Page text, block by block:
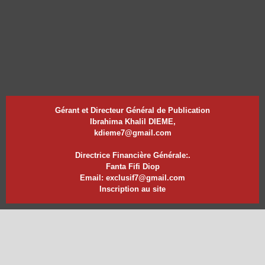
Gérant et Directeur Général de Publication
Ibrahima Khalil DIEME,
kdieme7@gmail.com
Directrice Financière Générale:.
Fanta Fifi Diop
Email: exclusif7@gmail.com
Inscription au site